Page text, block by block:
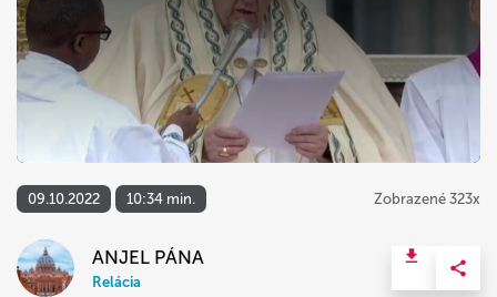
09.10.2022 10:34 min. Zobrazené 323x
ANJEL PÁNA
Relácia